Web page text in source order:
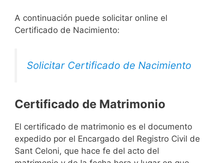
A continuación puede solicitar online el
Certificado de Nacimiento:
Solicitar Certificado de Nacimiento
Certificado de Matrimonio
El certificado de matrimonio es el documento
expedido por el Encargado del Registro Civil de
Sant Celoni, que hace fe del acto del